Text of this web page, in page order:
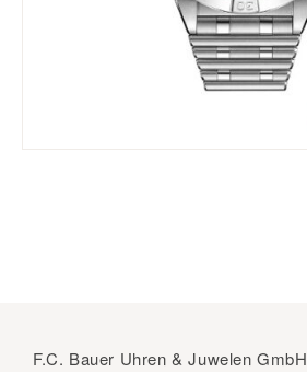
F.C. Bauer Uhren & Juwelen GmbH